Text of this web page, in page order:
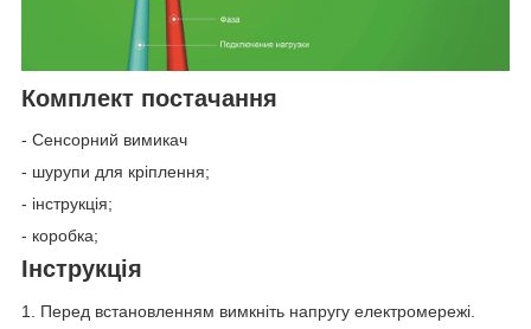
Комплект постачання
- Сенсорний вимикач
- шурупи для кріплення;
- інструкція;
- коробка;
Інструкція
1. Перед встановленням вимкніть напругу електромережі.